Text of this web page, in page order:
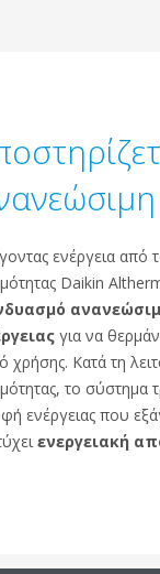
ενέργεια από
Daikin
για να
χρήσης. Κατά τη
το σύστημα
ενέργειας που
ενεργειακή